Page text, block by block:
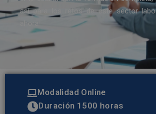
así para los retos de este sector
Modalidad Online
Duración 1500 horas